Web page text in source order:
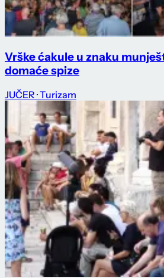
Vrške ćakule u znaku
domaće spize
JUČER · Turizam